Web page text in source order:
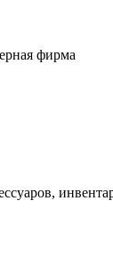
фирма